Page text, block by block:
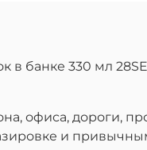
банке 330 мл
офиса, дороги,
и